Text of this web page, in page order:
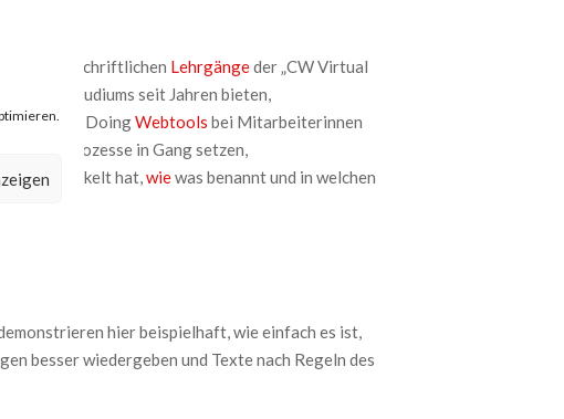
die schriftlichen Lehrgängeder „CW Virtual
des Selbststudiums seit Jahren bieten,
by DoingWebtools bei Mitarbeiterinnen
Lernprozesse in Gang setzen,
® entwickelt hat,wiewas benannt und in welchen
hier beispielhaft, wie einfach es ist,
besser wiedergeben und Texte nach Regeln des